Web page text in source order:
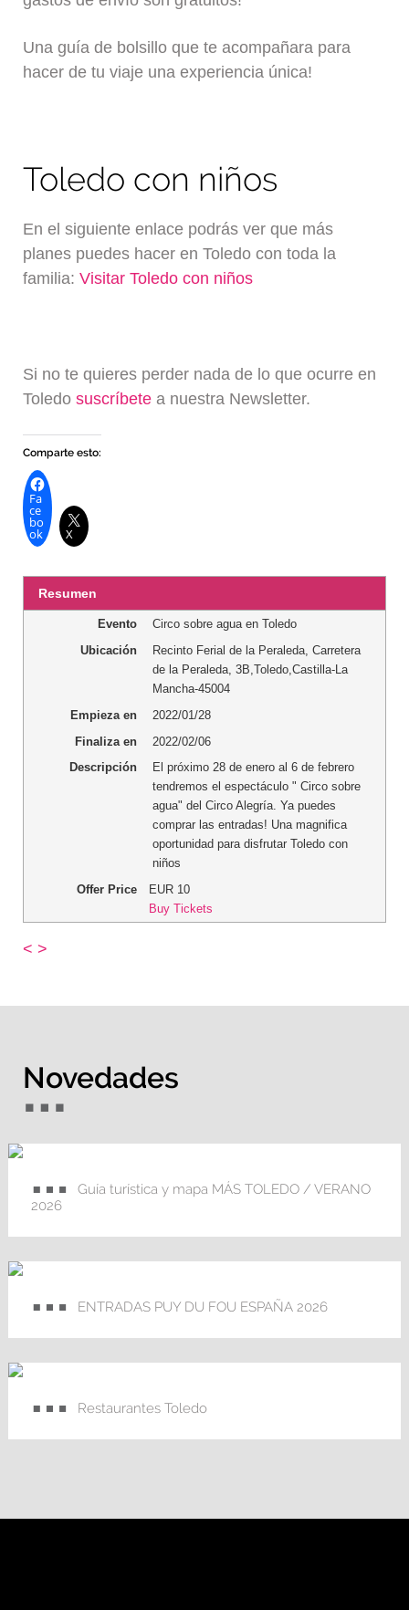
Una guía de bolsillo que te acompañara para
hacer de tu viaje una experiencia única!
Toledo con niños
En el siguiente enlace podrás ver que más
planes puedes hacer en Toledo con toda la
familia:Visitar Toledo con niños
Si no te quieres perder nada de lo que ocurre en
Toledosuscríbete a nuestra Newsletter.
Comparte esto:
Fa
ce
bo
ok X
Resumen
Evento
Circo sobre agua en Toledo
Ubicación
Recinto Ferial de la Peraleda, Carretera
de la Peraleda, 3B,Toledo,Castilla-La
Mancha-45004
Empieza en
2022/01/28
Finaliza en
2022/02/06
Descripción
El próximo 28 de enero al 6 de febrero
tendremos el espectáculo " Circo sobre
agua" del Circo Alegría. Ya puedes
comprar las entradas! Una magnifica
oportunidad para disfrutar Toledo con
niños
Offer Price
EUR 10
Buy Tickets
< >
Novedades
Guía turística y mapa MÁS TOLEDO / VERANO
2026
ENTRADAS PUY DU FOU ESPAÑA 2026
Restaurantes Toledo